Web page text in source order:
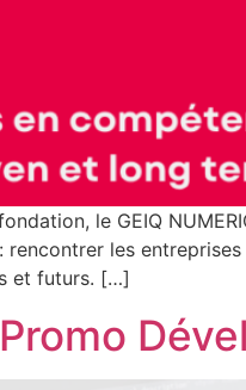
le GEIQ
les
et futurs. […]